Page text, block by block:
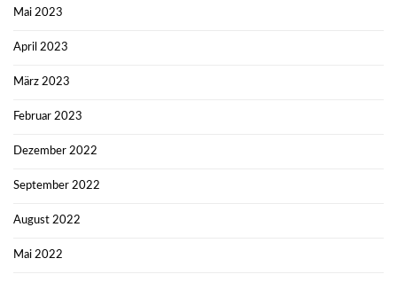
Mai 2023
April 2023
März 2023
Februar 2023
Dezember 2022
September 2022
August 2022
Mai 2022